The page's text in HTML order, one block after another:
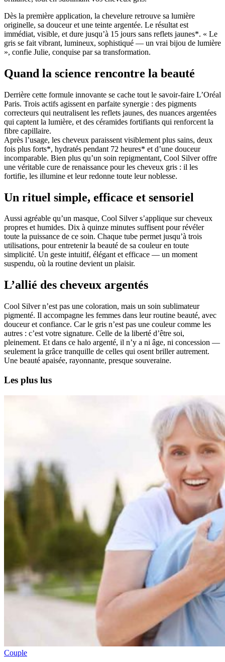
Dès la première application, la chevelure retrouve sa lumière
originelle, sa douceur et une teinte argentée. Le résultat est
immédiat, visible, et dure jusqu’à 15 jours sans reflets jaunes*. « Le
gris se fait vibrant, lumineux, sophistiqué — un vrai bijou de lumière
», confie Julie, conquise par sa transformation.
Quand la science rencontre la beauté
Derrière cette formule innovante se cache tout le savoir-faire L’Oréal
Paris. Trois actifs agissent en parfaite synergie : des pigments
correcteurs qui neutralisent les reflets jaunes, des nuances argentées
qui captent la lumière, et des céramides fortifiants qui renforcent la
fibre capillaire.
Après l’usage, les cheveux paraissent visiblement plus sains, deux
fois plus forts*, hydratés pendant 72 heures* et d’une douceur
incomparable. Bien plus qu’un soin repigmentant, Cool Silver offre
une véritable cure de renaissance pour les cheveux gris : il les
fortifie, les illumine et leur redonne toute leur noblesse.
Un rituel simple, efficace et sensoriel
Aussi agréable qu’un masque, Cool Silver s’applique sur cheveux
propres et humides. Dix à quinze minutes suffisent pour révéler
toute la puissance de ce soin. Chaque tube permet jusqu’à trois
utilisations, pour entretenir la beauté de sa couleur en toute
simplicité. Un geste intuitif, élégant et efficace — un moment
suspendu, où la routine devient un plaisir.
L’allié des cheveux argentés
Cool Silver n’est pas une coloration, mais un soin sublimateur
pigmenté. Il accompagne les femmes dans leur routine beauté, avec
douceur et confiance. Car le gris n’est pas une couleur comme les
autres : c’est votre signature. Celle de la liberté d’être soi,
pleinement. Et dans ce halo argenté, il n’y a ni âge, ni concession —
seulement la grâce tranquille de celles qui osent briller autrement.
Une beauté apaisée, rayonnante, presque souveraine.
Les plus lus
Couple